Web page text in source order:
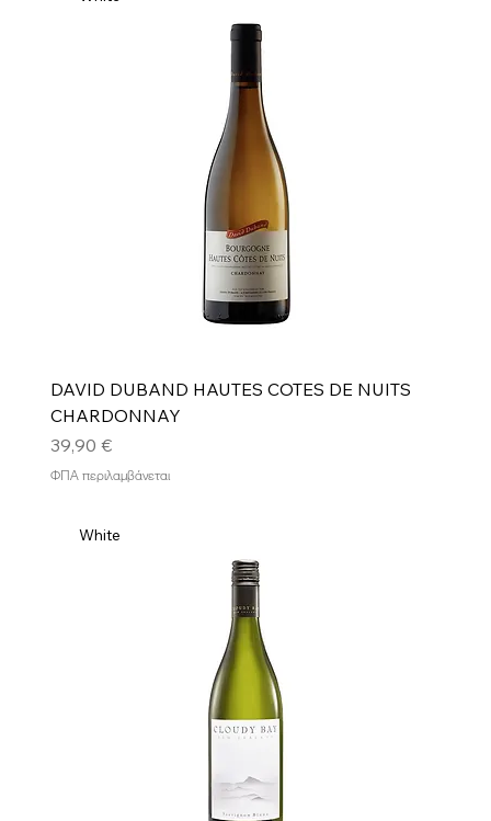
DAVID DUBAND HAUTES COTES DE NUITS
CHARDONNAY
Τιμή
39,90 €
ΦΠΑ περιλαμβάνεται
White